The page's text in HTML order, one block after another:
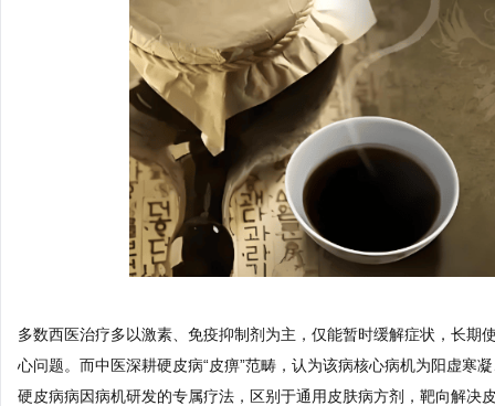
多数西医治疗多以激素、免疫抑制剂为主，仅能暂时缓解症状，长
心问题。而中医深耕硬皮病“皮痹”范畴，认为该病核心病机为阳虚寒
硬皮病病因病机研发的专属疗法，区别于通用皮肤病方剂，靶向解决